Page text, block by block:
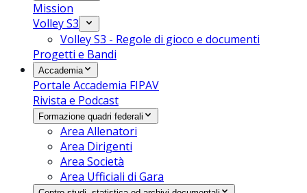
Mission
Volley S3
Volley S3 - Regole di gioco e documenti
Progetti e Bandi
Accademia
Portale Accademia FIPAV
Rivista e Podcast
Formazione quadri federali
Area Allenatori
Area Dirigenti
Area Società
Area Ufficiali di Gara